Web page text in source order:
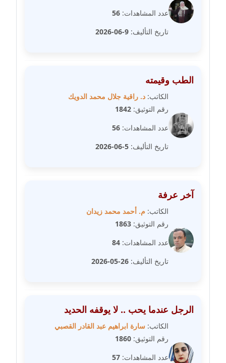
مدونة علا الأزوك
عاملة
مدونة علي الصادق
عاملة
مدونة علي الفشني
مدونة عمرو عاطف
عاملة
مدونة غادة زهران
مدونة غازي جابر
عاملة
مدونة فاطمة البسريني
عدد المشاهدات: 56
تاريخ التأليف: 9-06-2026
الطب وقيمته
الكاتب: د. راقية جلال محمد الدويك
رقم التوثيق: 1842
عدد المشاهدات: 56
تاريخ التأليف: 5-06-2026
آخر عرفة
الكاتب: م. أحمد محمد زيدان
رقم التوثيق: 1863
عدد المشاهدات: 84
تاريخ التأليف: 26-05-2026
الرجل عندما يحب .. لا يوقفه الحديد
الكاتب: سارة ابراهيم عبد القادر القصبي
رقم التوثيق: 1860
عدد المشاهدات: 57